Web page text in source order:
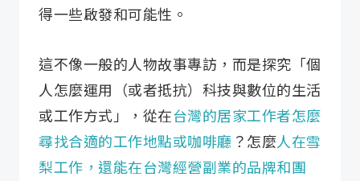
得一些啟發和可能性。
這不像一般的人物故事專訪，而是探究「個
人怎麼運用（或者抵抗）科技與數位的生活
或工作方式」，從在台灣的居家工作者怎麼
尋找合適的工作地點或咖啡廳 ？怎麼人在雪
梨工作，還能在台灣經營副業的品牌和團